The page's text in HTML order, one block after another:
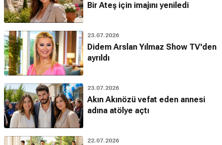
Bir Ateş için imajını yeniledi
23.07.2026
Didem Arslan Yılmaz Show TV'den
ayrıldı
23.07.2026
Akın Akınözü vefat eden annesi
adına atölye açtı
22.07.2026